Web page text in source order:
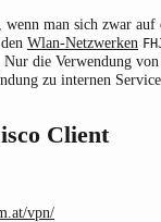
wenn man sich zwar
Wlan-Netzwerken
Nur die Verwendung von
zu internen
Client
vpn/